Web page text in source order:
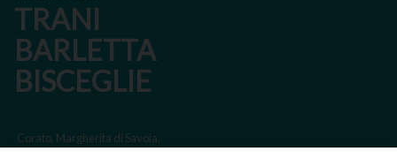
TRANI
BARLETTA
BISCEGLIE
Corato, Margherita di Savoia,